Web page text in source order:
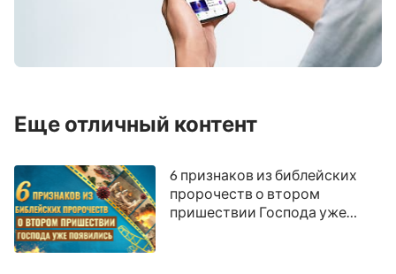
Еще отличный контент
6 признаков из библейских
пророчеств о втором
пришествии Господа уже